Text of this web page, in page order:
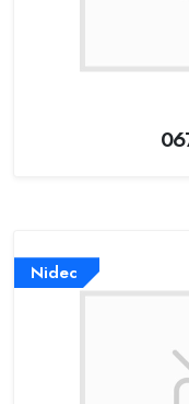
Nidec